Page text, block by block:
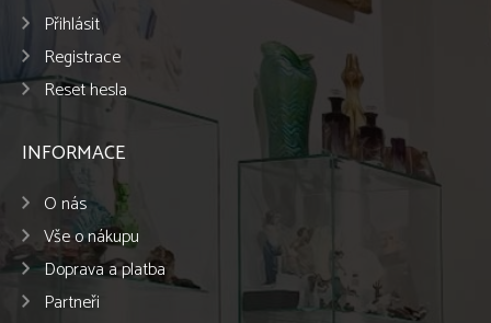
Přihlásit
Registrace
Reset hesla
INFORMACE
O nás
Vše o nákupu
Doprava a platba
Partneři